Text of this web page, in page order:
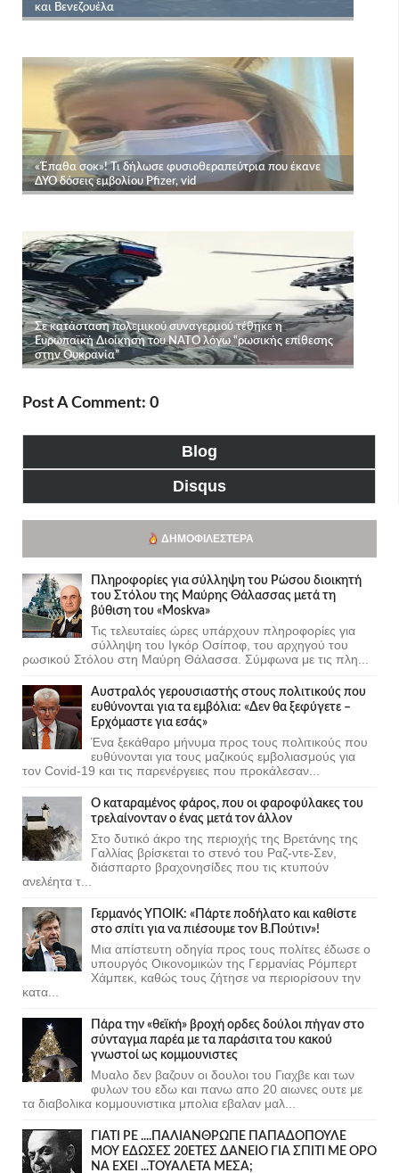
Post A Comment: 0
Blog
Disqus
ΔΗΜΟΦΙΛΈΣΤΕΡΑ
Πληροφορίες για σύλληψη του Ρώσου διοικητή
του Στόλου της Mαύρης Θάλασσας μετά τη
βύθιση του «Moskva»
Τις τελευταίες ώρες υπάρχουν πληροφορίες για
σύλληψη του Ιγκόρ Οσίποφ, του αρχηγού του
ρωσικού Στόλου στη Μαύρη Θάλασσα. Σύμφωνα με τις πλη...
Αυστραλός γερουσιαστής στους πολιτικούς που
ευθύνονται για τα εμβόλια: «Δεν θα ξεφύγετε –
Ερχόμαστε για εσάς»
Ένα ξεκάθαρο μήνυμα προς τους πολιτικούς που
ευθύνονται για τους μαζικούς εμβολιασμούς για
τον Covid-19 και τις παρενέργειες που προκάλεσαν...
Ο καταραμένος φάρος, που οι φαροφύλακες του
τρελαίνονταν ο ένας μετά τον άλλον
Στο δυτικό άκρο της περιοχής της Βρετάνης της
Γαλλίας βρίσκεται το στενό του Ραζ-ντε-Σεν,
διάσπαρτο βραχονησίδες που τις κτυπούν
ανελέητα τ...
Γερμανός ΥΠΟΙΚ: «Πάρτε ποδήλατο και καθίστε
στο σπίτι για να πιέσουμε τον Β.Πούτιν»!
Μια απίστευτη οδηγία προς τους πολίτες έδωσε ο
υπουργός Οικονομικών της Γερμανίας Ρόμπερτ
Χάμπεκ, καθώς τους ζήτησε να περιορίσουν την
κατα...
Πάρα την «θεϊκή» βροχή ορδες δούλοι πήγαν στο
σύνταγμα παρέα με τα παράσιτα του κακού
γνωστοί ως κομμουνιστες
Μυαλο δεν βαζουν οι δουλοι του Γιαχβε και των
φυλων του εδω και πανω απο 20 αιωνες ουτε με
τα διαβολικα κομμουνιστικα μπολια εβαλαν μαλ...
ΓΙΑΤΙ ΡΕ ....ΠΑΛΙΑΝΘΡΩΠΕ ΠΑΠΑΔΟΠΟΥΛΕ
ΜΟΥ ΕΔΩΣΕΣ 20ΕΤΕΣ ΔΑΝΕΙΟ ΓΙΑ ΣΠΙΤΙ ΜΕ ΟΡΟ
ΝΑ ΕΧΕΙ ...ΤΟΥΑΛΕΤΑ ΜΕΣΑ;